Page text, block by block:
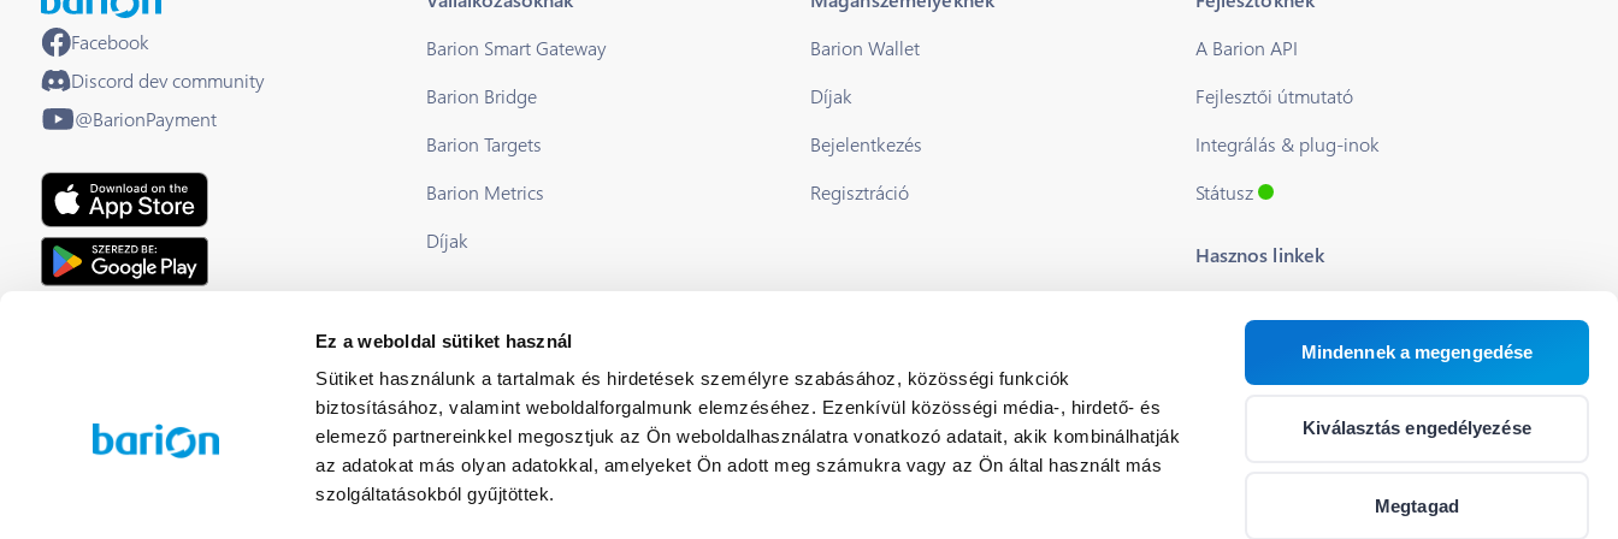
Ez a weboldal sütiket használ
Sütiket használunk a tartalmak és hirdetések személyre szabásához, közösségi funkciók
biztosításához, valamint weboldalforgalmunk elemzéséhez. Ezenkívül közösségi média-, hirdető- és
elemező partnereinkkel megosztjuk az Ön weboldalhasználatra vonatkozó adatait, akik kombinálhatják
az adatokat más olyan adatokkal, amelyeket Ön adott meg számukra vagy az Ön által használt más
szolgáltatásokból gyűjtöttek.
Mindennek a megengedése
Kiválasztás engedélyezése
Megtagad
Facebook
Discord dev community
@BarionPayment
EU Licensed & Regulated Financial
Barion Smart Gateway
Barion Bridge
Barion Targets
Barion Metrics
Díjak
Barion Wallet
Díjak
Bejelentkezés
Regisztráció
A Barion API
Fejlesztői útmutató
Integrálás & plug-inok
Státusz
Hasznos linkek